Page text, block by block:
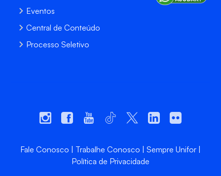
Eventos
Central de Conteúdo
Processo Seletivo
Fale Conosco Trabalhe Conosco
Sempre Unifor
Política de Privacidade